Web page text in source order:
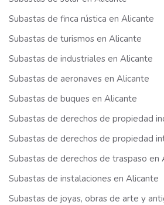
Subastas de finca rústica en Alicante
Subastas de turismos en Alicante
Subastas de industriales en Alicante
Subastas de aeronaves en Alicante
Subastas de buques en Alicante
Subastas de derechos de propiedad
Subastas de derechos de propiedad
Subastas de derechos de traspaso en
Subastas de instalaciones en Alicante
Subastas de joyas, obras de arte y